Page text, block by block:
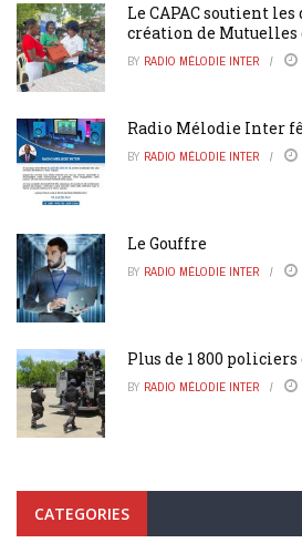
Le CAPAC soutient
création de
BY RADIO MÉLODIE INTER
Radio Mélodie Inter
BY RADIO MÉLODIE INTER
Le Gouffre
BY RADIO MÉLODIE INTER
Plus de 1 800
BY RADIO MÉLODIE INTER
CATEGORIES